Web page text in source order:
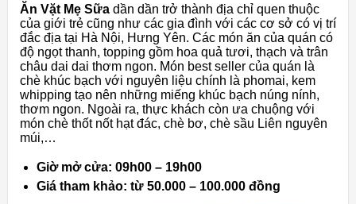
Ăn Vặt Mẹ Sữa dần dần trở thành địa chỉ quen thuộc
của giới trẻ cũng như các gia đình với các cơ sở có vị trí
đắc địa tại Hà Nội, Hưng Yên. Các món ăn của quán có
độ ngọt thanh, topping gồm hoa quả tươi, thạch và trân
châu dai dai thơm ngon. Món best seller của quán là
chè khúc bạch với nguyên liệu chính là phomai, kem
whipping tạo nên những miếng khúc bạch núng nính,
thơm ngon. Ngoài ra, thực khách còn ưa chuộng với
món chè thốt nốt hạt đác, chè bơ, chè sầu Liên nguyên
múi,…
Giờ mở cửa: 09h00 – 19h00
Giá tham khảo: từ 50.000 – 100.000 đồng